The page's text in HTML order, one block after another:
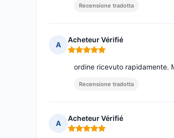
Recensione tradotta
A
Acheteur Vérifié
Nota: 5 su 5
ordine ricevuto rapidamente.
Recensione tradotta
A
Acheteur Vérifié
Nota: 5 su 5